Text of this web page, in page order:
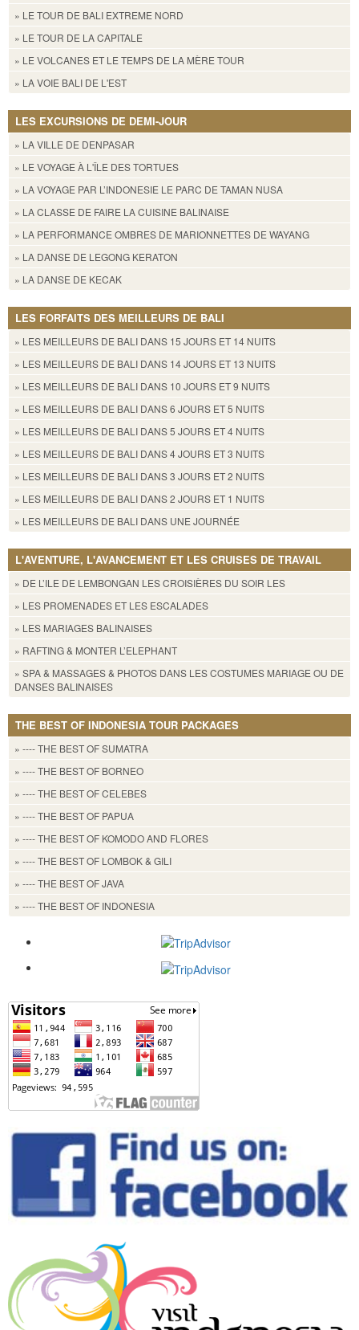
» LE TOUR DE BALI EXTREME NORD
» LE TOUR DE LA CAPITALE
» LE VOLCANES ET LE TEMPS DE LA MÈRE TOUR
» LA VOIE BALI DE L'EST
LES EXCURSIONS DE DEMI-JOUR
» LA VILLE DE DENPASAR
» LE VOYAGE À L'ÎLE DES TORTUES
» LA VOYAGE PAR L’INDONESIE LE PARC DE TAMAN NUSA
» LA CLASSE DE FAIRE LA CUISINE BALINAISE
» LA PERFORMANCE OMBRES DE MARIONNETTES DE WAYANG
» LA DANSE DE LEGONG KERATON
» LA DANSE DE KECAK
LES FORFAITS DES MEILLEURS DE BALI
» LES MEILLEURS DE BALI DANS 15 JOURS ET 14 NUITS
» LES MEILLEURS DE BALI DANS 14 JOURS ET 13 NUITS
» LES MEILLEURS DE BALI DANS 10 JOURS ET 9 NUITS
» LES MEILLEURS DE BALI DANS 6 JOURS ET 5 NUITS
» LES MEILLEURS DE BALI DANS 5 JOURS ET 4 NUITS
» LES MEILLEURS DE BALI DANS 4 JOURS ET 3 NUITS
» LES MEILLEURS DE BALI DANS 3 JOURS ET 2 NUITS
» LES MEILLEURS DE BALI DANS 2 JOURS ET 1 NUITS
» LES MEILLEURS DE BALI DANS UNE JOURNÉE
L'AVENTURE, L'AVANCEMENT ET LES CRUISES DE TRAVAIL
» DE L’ILE DE LEMBONGAN LES CROISIÈRES DU SOIR LES
» LES PROMENADES ET LES ESCALADES
» LES MARIAGES BALINAISES
» RAFTING & MONTER L’ELEPHANT
» SPA & MASSAGES & PHOTOS DANS LES COSTUMES MARIAGE OU DE
DANSES BALINAISES
THE BEST OF INDONESIA TOUR PACKAGES
» ---- THE BEST OF SUMATRA
» ---- THE BEST OF BORNEO
» ---- THE BEST OF CELEBES
» ---- THE BEST OF PAPUA
» ---- THE BEST OF KOMODO AND FLORES
» ---- THE BEST OF LOMBOK & GILI
» ---- THE BEST OF JAVA
» ---- THE BEST OF INDONESIA